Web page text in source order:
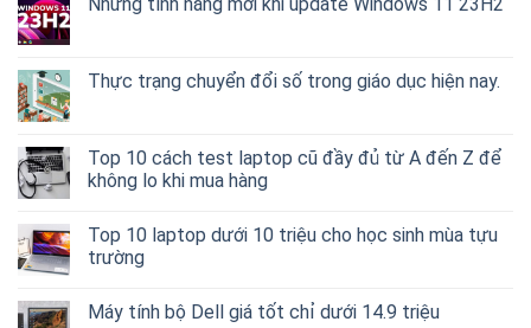
Thực trạng chuyển đổi số trong giáo dục hiện nay.
Top 10 cách test laptop cũ đầy đủ từ A đến Z để
không lo khi mua hàng
Top 10 laptop dưới 10 triệu cho học sinh mùa tựu
trường
Máy tính bộ Dell giá tốt chỉ dưới 14.9 triệu